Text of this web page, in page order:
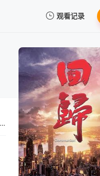
观看记录
暂无观看影片的记录